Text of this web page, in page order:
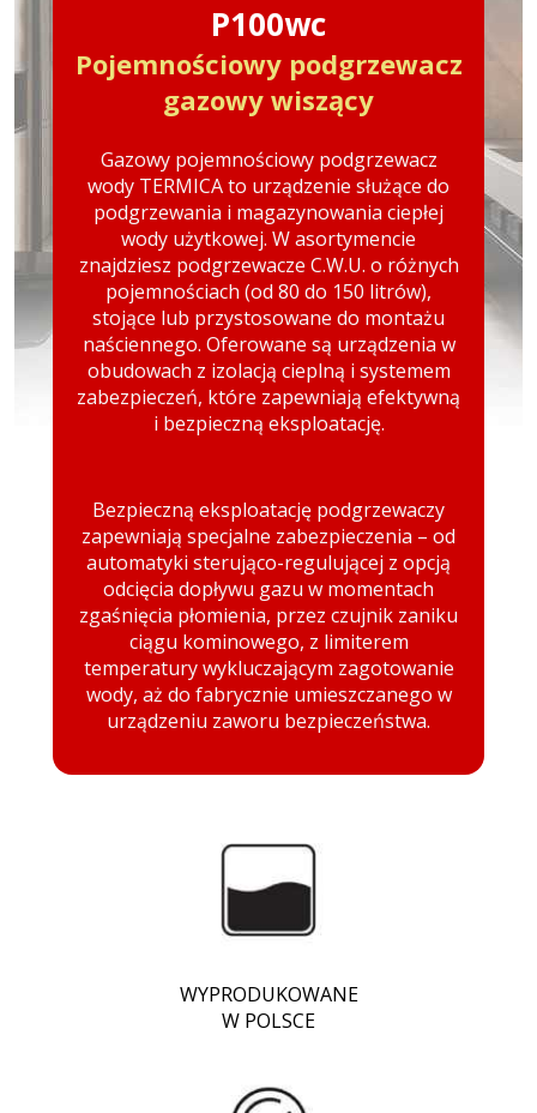
P100wc
Pojemnościowy podgrzewacz
gazowy wiszący
Gazowy pojemnościowy podgrzewacz
wody TERMICA to urządzenie służące do
podgrzewania i magazynowania ciepłej
wody użytkowej. W asortymencie
znajdziesz podgrzewacze C.W.U. o różnych
pojemnościach (od 80 do 150 litrów),
stojące lub przystosowane do montażu
naściennego. Oferowane są urządzenia w
obudowach z izolacją cieplną i systemem
zabezpieczeń, które zapewniają efektywną
i bezpieczną eksploatację.
Bezpieczną eksploatację podgrzewaczy
zapewniają specjalne zabezpieczenia – od
automatyki sterująco-regulującej z opcją
odcięcia dopływu gazu w momentach
zgaśnięcia płomienia, przez czujnik zaniku
ciągu kominowego, z limiterem
temperatury wykluczającym zagotowanie
wody, aż do fabrycznie umieszczanego w
urządzeniu zaworu bezpieczeństwa.
WYPRODUKOWANE
W POLSCE